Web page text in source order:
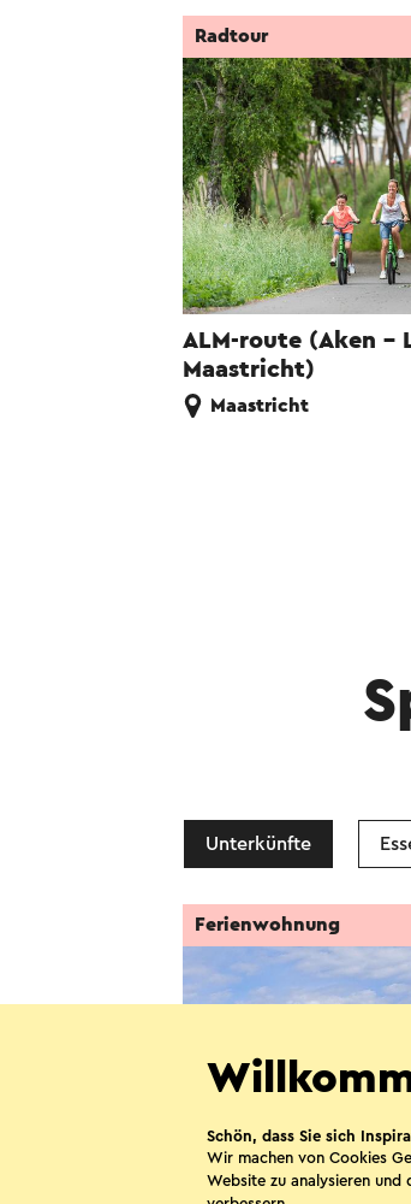
ALM-route (Aken -
Maastricht)
Radtour
Maastricht
Unterkünfte
Ferienwohnung
Schön, dass Sie sich
Wir machen von Cookies
Website zu analysieren und